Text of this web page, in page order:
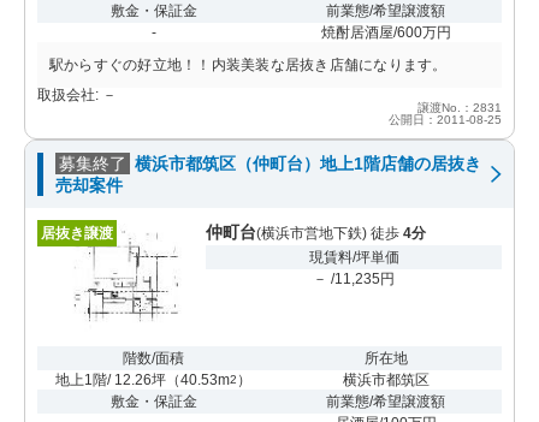
敷金・保証金
-
前業態/希望譲渡額
焼酎居酒屋/600万円
駅からすぐの好立地！！内装美装な居抜き店舗になります。
取扱会社: －
譲渡No.：2831
公開日：2011-08-25
募集終了 横浜市都筑区（仲町台）地上1階店舗の居抜き
売却案件
居抜き譲渡 仲町台(横浜市営地下鉄) 徒歩 4分
現賃料/坪単価
－ /11,235円
階数/面積
地上1階/ 12.26坪 （40.53m2 ）
所在地
横浜市都筑区
敷金・保証金
前業態/希望譲渡額